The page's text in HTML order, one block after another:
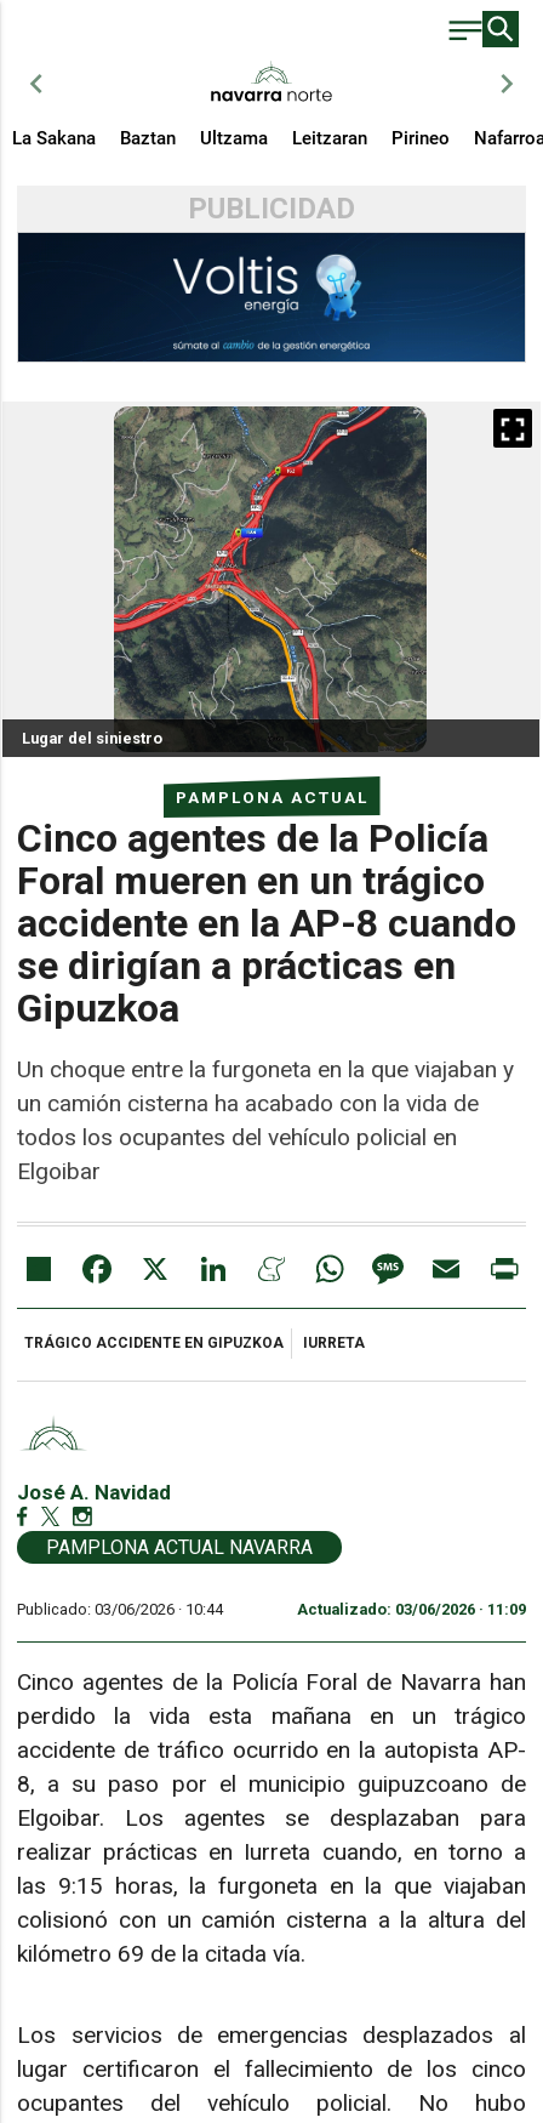
chevron_left chevron_right
La Sakana Baztan Ultzama Leitzaran Pirineo
PUBLICIDAD
PAMPLONA ACTUAL
Cinco agentes de la Policía
Foral mueren en un trágico
accidente en la AP-8 cuando
se dirigían a prácticas en
Gipuzkoa
Un choque entre la furgoneta en la que viajaban y
un camión cisterna ha acabado con la vida de
todos los ocupantes del vehículo policial en
Elgoibar
Lugar del siniestro
Share Facebook LinkedIn MeneameWhatsAppMessageEmail
TRÁGICO ACCIDENTE EN GIPUZKOA IURRETA
José A. Navidad
PAMPLONA ACTUAL NAVARRA
Publicado: 03/06/2026 · 10:44 Actualizado: 03/06/2026 · 11:09
Cinco agentes de la Policía Foral de Navarra han
perdido la vida esta mañana en un trágico
accidente de tráfico ocurrido en la autopista AP-
8, a su paso por el municipio guipuzcoano de
Elgoibar. Los agentes se desplazaban para
realizar prácticas en Iurreta cuando, en torno a
las 9:15 horas, la furgoneta en la que viajaban
colisionó con un camión cisterna a la altura del
kilómetro 69 de la citada vía.
Los servicios de emergencias desplazados al
lugar certificaron el fallecimiento de los cinco
ocupantes del vehículo policial. No hubo